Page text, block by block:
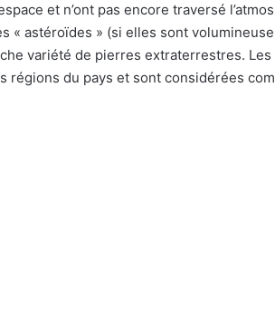
et n’ont pas encore traversé
« astéroïdes » (si elles sont
variété de pierres extraterrestres. Les
régions du pays et sont considérées